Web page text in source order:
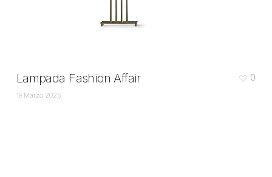
Lampada Fashion Affair
19 Marzo 2025
0